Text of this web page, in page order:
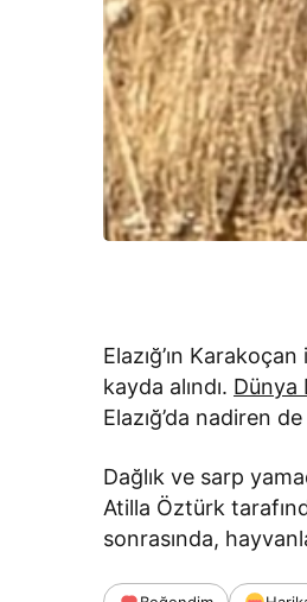
Elazığ’ın
kayda alındı. Dünya
Elazığ’da nadiren
Dağlık ve sarp
Atilla Öztürk
sonrasında,